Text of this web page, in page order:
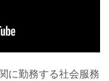
に勤務する社会服務